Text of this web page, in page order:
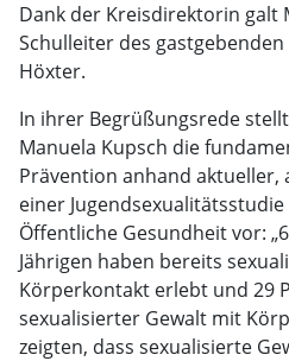
Dank der Kreisdirektorin galt
Schulleiter des
Höxter.
In ihrer Begrüßungsrede
Manuela Kupsch die
Prävention anhand aktueller,
einer
Öffentliche Gesundheit vor:
Jährigen haben bereits
Körperkontakt erlebt und 29
sexualisierter Gewalt mit
zeigten, dass sexualisierte